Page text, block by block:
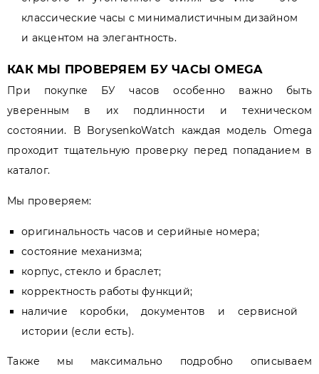
классические часы с минималистичным дизайном
и акцентом на элегантность.
КАК МЫ ПРОВЕРЯЕМ БУ ЧАСЫ OMEGA
При покупке БУ часов особенно важно быть
уверенным в их подлинности и техническом
состоянии. В BorysenkoWatch каждая модель Omega
проходит тщательную проверку перед попаданием в
каталог.
Мы проверяем:
оригинальность часов и серийные номера;
состояние механизма;
корпус, стекло и браслет;
корректность работы функций;
наличие коробки, документов и сервисной
истории (если есть).
Также мы максимально подробно описываем